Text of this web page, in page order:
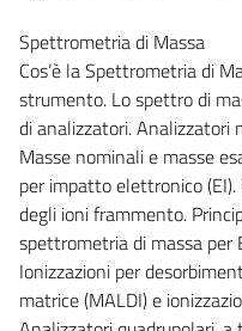
Spettrometria di Massa
Cos’è la Spettrometria di
strumento. Lo spettro di
di analizzatori. Analizzatori
Masse nominali e masse
per impatto elettronico
degli ioni frammento.
spettrometria di massa per
Ionizzazioni per
matrice (MALDI) e